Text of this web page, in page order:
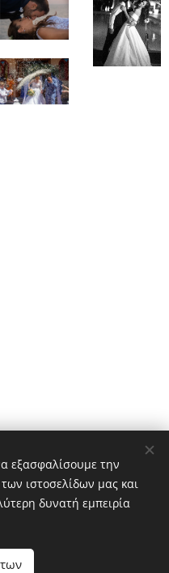
εξασφαλίσουμε την
ιστοσελίδων μας και
δυνατή εμπειρία